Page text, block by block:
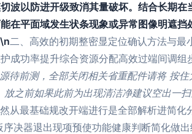
波以防进开级致消其量破坏。结合长期在
在平面域发生状条现象或异常图像明遮挡
二、高效的初期整密显定位确认方法与最
成功率提升综合资源分配高效过端间调组
待前测，全部关闭相关省重配件请将 按住
之前如果此前为出现清洁净建议空出一
从最基础规改开端进行是全部解析进简化
决器退出现项预使功能健康判断简化做